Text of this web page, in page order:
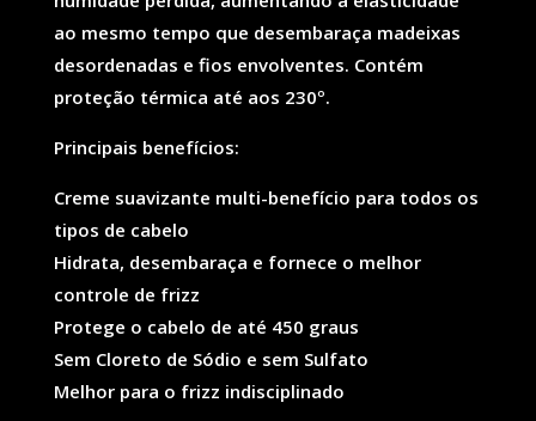
ao mesmo tempo que desembaraça madeixas
desordenadas e fios envolventes. Contém
proteção térmica até aos 230º.
Principais benefícios:
Creme suavizante multi-benefício para todos os
tipos de cabelo
Hidrata, desembaraça e fornece o melhor
controle de frizz
Protege o cabelo de até 450 graus
Sem Cloreto de Sódio e sem Sulfato
Melhor para o frizz indisciplinado